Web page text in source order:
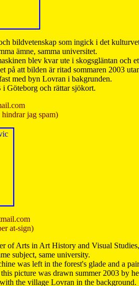
bildvetenskap som ingick i det
ämne, samma universitet.
blev kvar ute i skogsgläntan och
på att bilden är ritad sommaren 2003
med byn Lovran i bakgrunden.
Göteborg och rättar sjökort.
jag spam)
at-sign)
of Arts in Art History and Visual
subject, same university.
was left in the forest's glade and a
picture was drawn summer 2003 by
the village Lovran in the background.